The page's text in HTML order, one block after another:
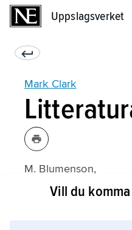
Uppslagsverket
Mark Clark
M. Blumenson,
Mark Clark
Vill du